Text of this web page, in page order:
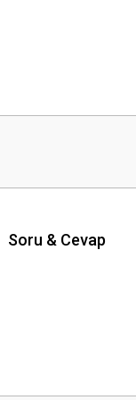
Soru & Cevap